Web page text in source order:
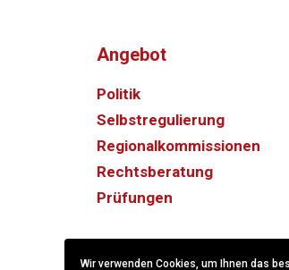
Angebot
Politik
Selbstregulierung
Regionalkommissionen
Rechtsberatung
Prüfungen
Wir verwenden Cookies, um Ihnen das